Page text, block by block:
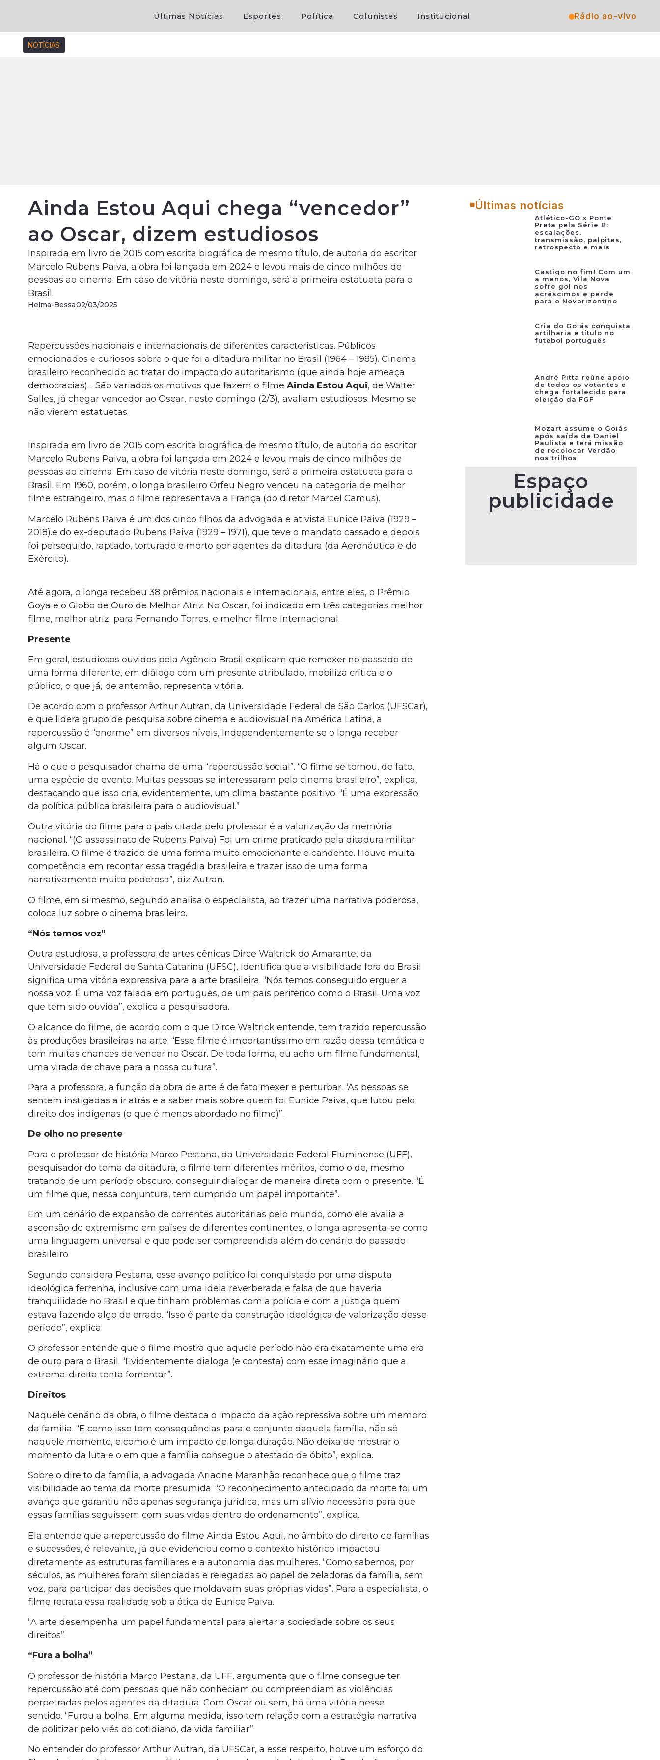
Últimas Notícias Esportes Política Colunistas Institucional Rádio ao-vivo
NOTÍCIAS
Ainda Estou Aqui chega “vencedor”
ao Oscar, dizem estudiosos
Inspirada em livro de 2015 com escrita biográfica de mesmo título, de autoria do escritor
Marcelo Rubens Paiva, a obra foi lançada em 2024 e levou mais de cinco milhões de
pessoas ao cinema. Em caso de vitória neste domingo, será a primeira estatueta para o
Brasil.
Helma-Bessa02/03/2025
Repercussões nacionais e internacionais de diferentes características. Públicos
emocionados e curiosos sobre o que foi a ditadura militar no Brasil (1964 – 1985). Cinema
brasileiro reconhecido ao tratar do impacto do autoritarismo (que ainda hoje ameaça
democracias)… São variados os motivos que fazem o filme Ainda Estou Aqui, de Walter
Salles, já chegar vencedor ao Oscar, neste domingo (2/3), avaliam estudiosos. Mesmo se
não vierem estatuetas.
Inspirada em livro de 2015 com escrita biográfica de mesmo título, de autoria do escritor
Marcelo Rubens Paiva, a obra foi lançada em 2024 e levou mais de cinco milhões de
pessoas ao cinema. Em caso de vitória neste domingo, será a primeira estatueta para o
Brasil. Em 1960, porém, o longa brasileiro Orfeu Negro venceu na categoria de melhor
filme estrangeiro, mas o filme representava a França (do diretor Marcel Camus).
Marcelo Rubens Paiva é um dos cinco filhos da advogada e ativista Eunice Paiva (1929 –
2018).e do ex-deputado Rubens Paiva (1929 – 1971), que teve o mandato cassado e depois
foi perseguido, raptado, torturado e morto por agentes da ditadura (da Aeronáutica e do
Exército).
Até agora, o longa recebeu 38 prêmios nacionais e internacionais, entre eles, o Prêmio
Goya e o Globo de Ouro de Melhor Atriz. No Oscar, foi indicado em três categorias melhor
filme, melhor atriz, para Fernando Torres, e melhor filme internacional.
Presente
Em geral, estudiosos ouvidos pela Agência Brasil explicam que remexer no passado de
uma forma diferente, em diálogo com um presente atribulado, mobiliza crítica e o
público, o que já, de antemão, representa vitória.
De acordo com o professor Arthur Autran, da Universidade Federal de São Carlos (UFSCar),
e que lidera grupo de pesquisa sobre cinema e audiovisual na América Latina, a
repercussão é “enorme” em diversos níveis, independentemente se o longa receber
algum Oscar.
Há o que o pesquisador chama de uma “repercussão social”. “O filme se tornou, de fato,
uma espécie de evento. Muitas pessoas se interessaram pelo cinema brasileiro”, explica,
destacando que isso cria, evidentemente, um clima bastante positivo. “É uma expressão
da política pública brasileira para o audiovisual.”
Outra vitória do filme para o país citada pelo professor é a valorização da memória
nacional. “(O assassinato de Rubens Paiva) Foi um crime praticado pela ditadura militar
brasileira. O filme é trazido de uma forma muito emocionante e candente. Houve muita
competência em recontar essa tragédia brasileira e trazer isso de uma forma
narrativamente muito poderosa”, diz Autran.
O filme, em si mesmo, segundo analisa o especialista, ao trazer uma narrativa poderosa,
coloca luz sobre o cinema brasileiro.
“Nós temos voz”
Outra estudiosa, a professora de artes cênicas Dirce Waltrick do Amarante, da
Universidade Federal de Santa Catarina (UFSC), identifica que a visibilidade fora do Brasil
significa uma vitória expressiva para a arte brasileira. “Nós temos conseguido erguer a
nossa voz. É uma voz falada em português, de um país periférico como o Brasil. Uma voz
que tem sido ouvida”, explica a pesquisadora.
O alcance do filme, de acordo com o que Dirce Waltrick entende, tem trazido repercussão
às produções brasileiras na arte. “Esse filme é importantíssimo em razão dessa temática e
tem muitas chances de vencer no Oscar. De toda forma, eu acho um filme fundamental,
uma virada de chave para a nossa cultura”.
Para a professora, a função da obra de arte é de fato mexer e perturbar. “As pessoas se
sentem instigadas a ir atrás e a saber mais sobre quem foi Eunice Paiva, que lutou pelo
direito dos indígenas (o que é menos abordado no filme)”.
De olho no presente
Para o professor de história Marco Pestana, da Universidade Federal Fluminense (UFF),
pesquisador do tema da ditadura, o filme tem diferentes méritos, como o de, mesmo
tratando de um período obscuro, conseguir dialogar de maneira direta com o presente. “É
um filme que, nessa conjuntura, tem cumprido um papel importante”.
Em um cenário de expansão de correntes autoritárias pelo mundo, como ele avalia a
ascensão do extremismo em países de diferentes continentes, o longa apresenta-se como
uma linguagem universal e que pode ser compreendida além do cenário do passado
brasileiro.
Segundo considera Pestana, esse avanço político foi conquistado por uma disputa
ideológica ferrenha, inclusive com uma ideia reverberada e falsa de que haveria
tranquilidade no Brasil e que tinham problemas com a polícia e com a justiça quem
estava fazendo algo de errado. “Isso é parte da construção ideológica de valorização desse
período”, explica.
O professor entende que o filme mostra que aquele período não era exatamente uma era
de ouro para o Brasil. “Evidentemente dialoga (e contesta) com esse imaginário que a
extrema-direita tenta fomentar”.
Direitos
Naquele cenário da obra, o filme destaca o impacto da ação repressiva sobre um membro
da família. “E como isso tem consequências para o conjunto daquela família, não só
naquele momento, e como é um impacto de longa duração. Não deixa de mostrar o
momento da luta e o em que a família consegue o atestado de óbito”, explica.
Sobre o direito da família, a advogada Ariadne Maranhão reconhece que o filme traz
visibilidade ao tema da morte presumida. “O reconhecimento antecipado da morte foi um
avanço que garantiu não apenas segurança jurídica, mas um alívio necessário para que
essas famílias seguissem com suas vidas dentro do ordenamento”, explica.
Ela entende que a repercussão do filme Ainda Estou Aqui, no âmbito do direito de famílias
e sucessões, é relevante, já que evidenciou como o contexto histórico impactou
diretamente as estruturas familiares e a autonomia das mulheres. “Como sabemos, por
séculos, as mulheres foram silenciadas e relegadas ao papel de zeladoras da família, sem
voz, para participar das decisões que moldavam suas próprias vidas”. Para a especialista, o
filme retrata essa realidade sob a ótica de Eunice Paiva.
“A arte desempenha um papel fundamental para alertar a sociedade sobre os seus
direitos”.
“Fura a bolha”
O professor de história Marco Pestana, da UFF, argumenta que o filme consegue ter
repercussão até com pessoas que não conheciam ou compreendiam as violências
perpetradas pelos agentes da ditadura. Com Oscar ou sem, há uma vitória nesse
sentido. “Furou a bolha. Em alguma medida, isso tem relação com a estratégia narrativa
de politizar pelo viés do cotidiano, da vida familiar”
No entender do professor Arthur Autran, da UFSCar, a esse respeito, houve um esforço do
Últimas notícias
Atlético-GO x Ponte
Preta pela Série B:
escalações,
transmissão, palpites,
retrospecto e mais
Castigo no fim! Com um
a menos, Vila Nova
sofre gol nos
acréscimos e perde
para o Novorizontino
Cria do Goiás conquista
artilharia e título no
futebol português
André Pitta reúne apoio
de todos os votantes e
chega fortalecido para
eleição da FGF
Mozart assume o Goiás
após saída de Daniel
Paulista e terá missão
de recolocar Verdão
nos trilhos
Espaço
publicidade